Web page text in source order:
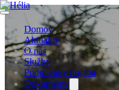
Domov
Aktuality
O nás
Služby
Podmienky prijatia
Dokumenty